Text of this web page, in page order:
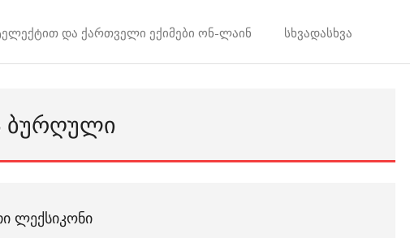
და ქართველი ექიმები ონ-ლაინ სხვადასხვა
ᲑᲣᲠᲦᲣᲚᲘ
ᲚᲔᲥᲡᲘᲙᲝᲜᲘ